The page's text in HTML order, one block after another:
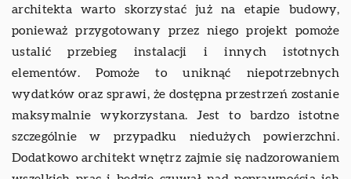
architekta warto skorzystać już na etapie budowy,
ponieważ przygotowany przez niego projekt pomoże
ustalić przebieg instalacji i innych istotnych
elementów. Pomoże to uniknąć niepotrzebnych
wydatków oraz sprawi, że dostępna przestrzeń zostanie
maksymalnie wykorzystana. Jest to bardzo istotne
szczególnie w przypadku niedużych powierzchni.
Dodatkowo architekt wnętrz zajmie się nadzorowaniem